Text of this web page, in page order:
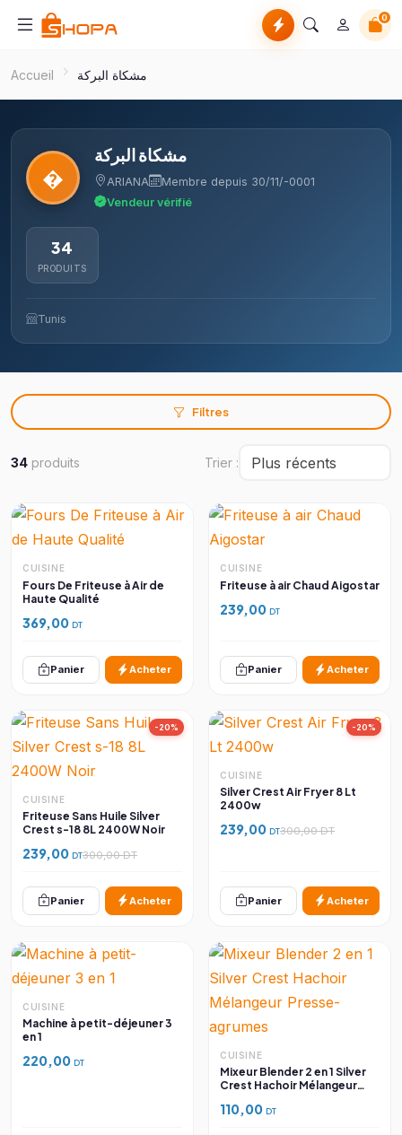
0
Accueil مشكاة البركة
�
مشكاة البركة
ARIANA
Membre depuis 30/11/-0001
Vendeur vérifié
34
PRODUITS
Tunis
Filtres
34 produits Trier :
CUISINE
Fours De Friteuse à Air de
Haute Qualité
369,00 DT
Panier Acheter
CUISINE
Friteuse à air Chaud Aigostar
239,00 DT
Panier Acheter
-20%
CUISINE
Friteuse Sans Huile Silver
Crest s-18 8L 2400W Noir
239,00 DT300,00 DT
Panier Acheter
-20%
CUISINE
Silver Crest Air Fryer 8 Lt
2400w
239,00 DT300,00 DT
Panier Acheter
CUISINE
Machine à petit-déjeuner 3
en 1
220,00 DT
CUISINE
Mixeur Blender 2 en 1 Silver
Crest Hachoir Mélangeur
110,00 DT